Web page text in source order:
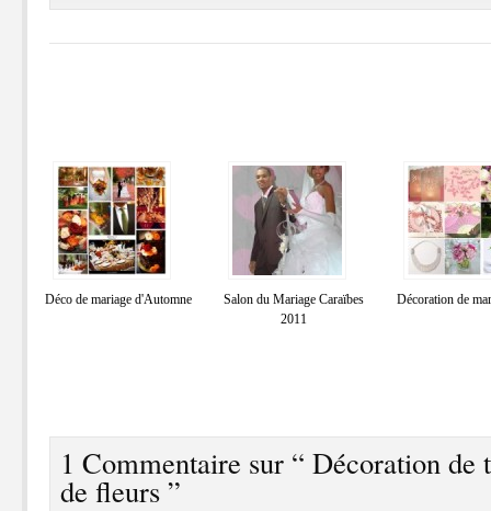
Déco de mariage d'Automne
Salon du Mariage Caraïbes
2011
Décoration de
1 Commentaire sur “ Décoration de
de fleurs ”